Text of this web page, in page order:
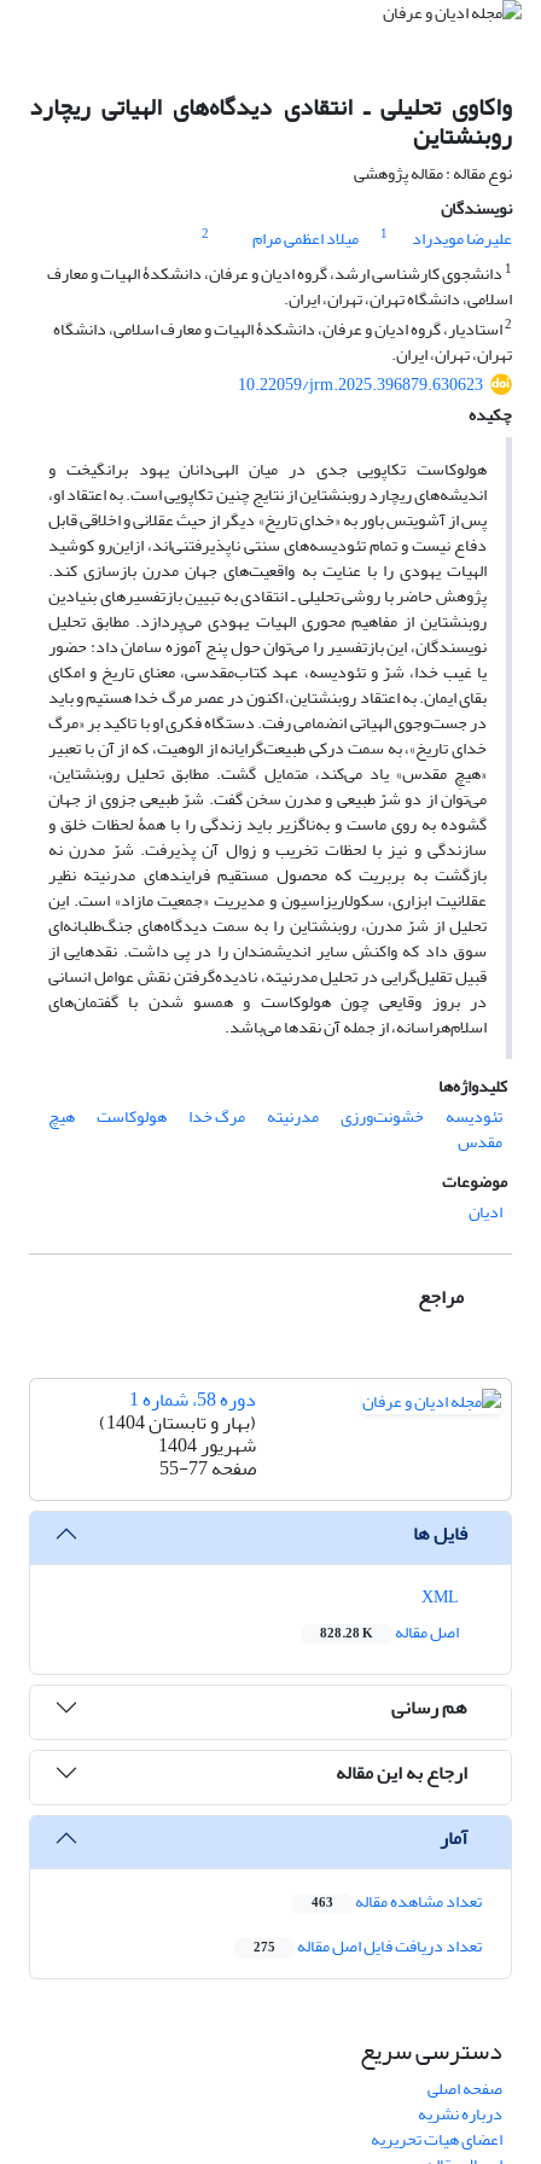
واکاوی تحلیلی ـ انتقادی دیدگاه‌های الهیاتی ریچارد
روبنشتاین‏
نوع مقاله : مقاله پژوهشی
نویسندگان
علیرضا مویدراد
1 میلاد اعظمی مرام
2
1 دانشجوی کارشناسی ارشد، گروه ادیان و عرفان، دانشکدۀ الهیات و معارف
اسلامی، دانشگاه تهران، تهران، ایران.
2استادیار، گروه ادیان و عرفان، دانشکدۀ الهیات و معارف اسلامی، دانشگاه
تهران، تهران، ایران.
10.22059/jrm.2025.396879.630623
چکیده
هولوکاست تکاپویی جدی در میان الهی‌دانان یهود برانگیخت و
اندیشه‌های ریچارد روبنشتاین از نتایج چنین تکاپویی است. به اعتقاد او،
پس از آشویتس باور به «خدای تاریخ» دیگر از حیث عقلانی و اخلاقی قابل
دفاع نیست و تمام تئودیسه‌های سنتی ناپذیرفتنی‌اند، ازاین‌رو کوشید
الهیات یهودی را با عنایت به واقعیت‌های جهان مدرن بازسازی کند.
پژوهش حاضر با روشی تحلیلی ـ انتقادی به تبیین بازتفسیرهای بنیادین
روبنشتاین از مفاهیم محوری الهیات یهودی می‌پردازد. مطابق تحلیل
نویسندگان، این بازتفسیر را می‌توان حول پنج آموزه سامان داد: حضور
یا غیب خدا، شرّ و تئودیسه، عهد کتاب‌مقدسی، معنای تاریخ و امکای
بقای ایمان. به اعتقاد روبنشتاین، اکنون در عصر مرگ خدا هستیم و باید
در جست‌وجوی الهیاتی انضمامی رفت. دستگاه فکری او با تاکید بر «مرگ
خدای تاریخ»، به سمت درکی طبیعت‌گرایانه از الوهیت، که از آن با تعبیر
«هیچِ مقدس» یاد می‌کند، متمایل گشت. مطابق تحلیل روبنشتاین،
می‌توان از دو شرّ طبیعی و مدرن سخن گفت. شرّ طبیعی جزوی از جهان
گشوده به روی ماست و به‌ناگزیر باید زندگی را با همۀ لحظات خلق و
سازندگی و نیز با لحظات تخریب و زوال آن پذیرفت. شرّ مدرن نه
بازگشت به بربریت که محصول مستقیم فرایندهای مدرنیته نظیر
عقلانیت ابزاری، سکولاریزاسیون و مدیریت «جمعیت مازاد» است. این
تحلیل از شرّ مدرن، روبنشتاین را به سمت دیدگاه‌های جنگ‌طلبانه‌ای
سوق داد که واکنش سایر اندیشمندان را در پی داشت. نقدهایی از
قبیل تقلیل‌گرایی در تحلیل مدرنیته، نادیده‌گرفتن نقش عوامل انسانی
در بروز وقایعی چون هولوکاست و همسو شدن با گفتمان‌های
اسلام‌هراسانه، از جمله آن نقدها می‌باشد.
کلیدواژه‌ها
تئودیسه
خشونت‌ورزی مدرنیته مرگ خدا هولوکاست هیچ
مقدس
موضوعات
ادیان
مراجع
دوره 58، شماره 1
(بهار و تابستان 1404)
شهریور 1404
صفحه55-77
فایل ها
اصل مقاله
828.28 K
هم رسانی
ارجاع به این مقاله
آمار
تعداد مشاهده مقاله 463
تعداد دریافت فایل اصل مقاله 275
دسترسی سریع
صفحه اصلی
درباره نشریه
اعضای هیات تحریریه